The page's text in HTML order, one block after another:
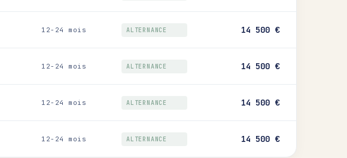
12-24 mois ALTERNANCE 14 500 €
12-24 mois ALTERNANCE 14 500 €
12-24 mois ALTERNANCE 14 500 €
12-24 mois ALTERNANCE 14 500 €